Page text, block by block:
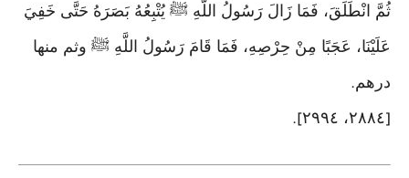
ثُمَّ انْطَلَقَ، فَمَا زَالَ رَسُولُ اللَّهِ ﷺ يُتْبِعُهُ بَصَرَهُ حَتَّى خَفِيَ
عَلَيْنَا، عَجَبًا مِنْ حِرْصِهِ، فَمَا قَامَ رَسُولُ اللَّهِ ﷺ وثم منها
درهم.
[٢٨٨٤، ٢٩٩٤ ].